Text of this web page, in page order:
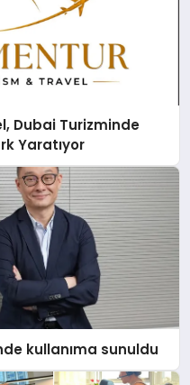
Dubai Turizminde
Yaratıyor
kullanıma sunuldu